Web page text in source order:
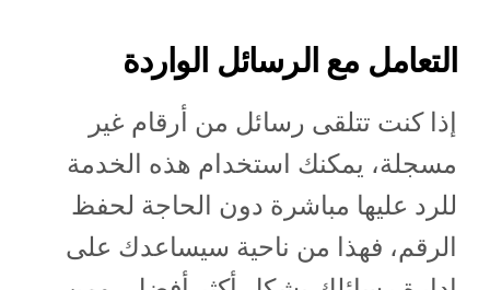
التعامل مع الرسائل الواردة
إذا كنت تتلقى رسائل من أرقام غير
مسجلة، يمكنك استخدام هذه الخدمة
للرد عليها مباشرة دون الحاجة لحفظ
الرقم، فهذا من ناحية سيساعدك على